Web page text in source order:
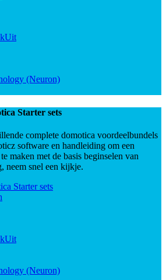
(Neuron)
Starter sets
complete domotica voordeelbundels
software en handleiding om een
maken met de basis beginselen van
neem snel een kijkje.
Starter sets
(Neuron)